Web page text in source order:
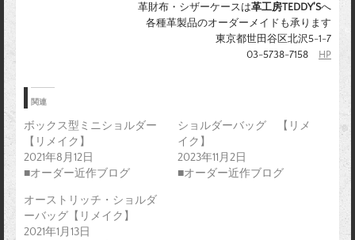
革財布・シザーケースは革工房TEDDY’Sへ
各種革製品のオーダーメイドも承ります
東京都世田谷区北沢5-1-7
03-5738-7158 HP
関連
ボックス型ミニショルダー
【リメイク】
2021年8月12日
■オーダー近作ブログ
ショルダーバッグ 【リメ
イク】
2023年11月2日
■オーダー近作ブログ
オーストリッチ・ショルダ
ーバッグ【リメイク】
2021年1月13日